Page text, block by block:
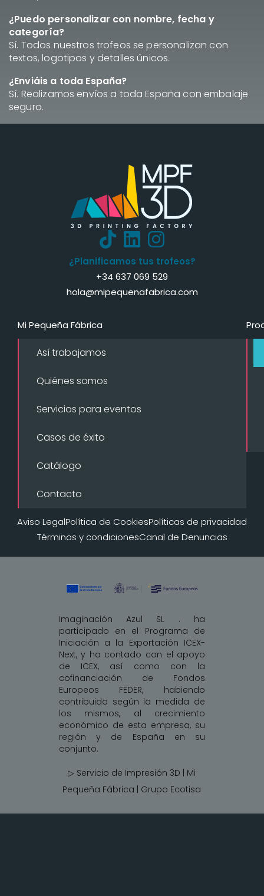
¿Puedo personalizar con nombre, fecha y
categoría?
Sí. Todos nuestros trofeos se personalizan con
textos, logotipos y detalles únicos.
¿Enviáis a toda España?
Sí. Realizamos envíos a toda España con embalaje
seguro.
¿Planificamos tus trofeos?
+34 637 069 529
hola@mipequenafabrica.com
Mi Pequeña Fábrica
Así trabajamos
Quiénes somos
Servicios para eventos
Casos de éxito
Catálogo
Contacto
Aviso LegalPolítica de CookiesPolíticas de privacidad
Términos y condicionesCanal de Denuncias
Imaginación Azul SL . ha
participado en el Programa de
Iniciación a la Exportación ICEX-
Next, y ha contado con el apoyo
de ICEX, así como con la
cofinanciación de Fondos
Europeos FEDER, habiendo
contribuido según la medida de
los mismos, al crecimiento
económico de esta empresa, su
región y de España en su
conjunto.
▷ Servicio de Impresión 3D | Mi
Pequeña Fábrica | Grupo Ecotisa